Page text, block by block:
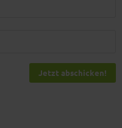
Jetzt abschicken!